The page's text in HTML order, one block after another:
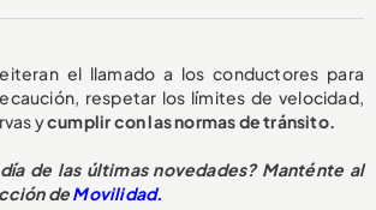
el llamado a los conductores para
respetar los límites de velocidad,
ycumplir con las normas de tránsito.
de las últimas novedades? Manténte al
deMovilidad.